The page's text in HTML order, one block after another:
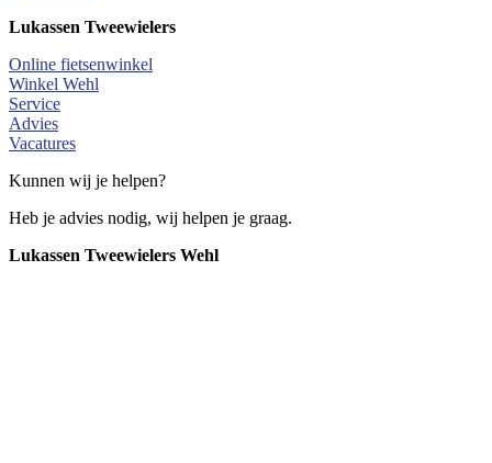
Lukassen Tweewielers
Online fietsenwinkel
Winkel Wehl
Service
Advies
Vacatures
Kunnen wij je helpen?
Heb je advies nodig, wij helpen je graag.
Lukassen Tweewielers Wehl